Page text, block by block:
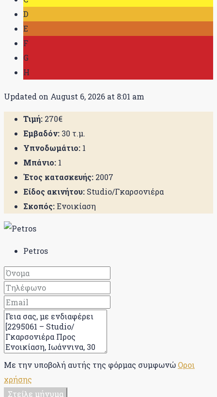
D
E
F
G
H
Updated on August 6, 2026 at 8:01 am
Τιμή: 270€
Εμβαδόν: 30 τ.μ.
Υπνοδωμάτιο: 1
Μπάνιο: 1
Έτος κατασκευής: 2007
Είδος ακινήτου: Studio/Γκαρσονιέρα
Σκοπός:Ενοικίαση
Petros
Με την υποβολή αυτής της φόρμας συμφωνώ Οροι
χρήσης
Στείλε μήνυμα